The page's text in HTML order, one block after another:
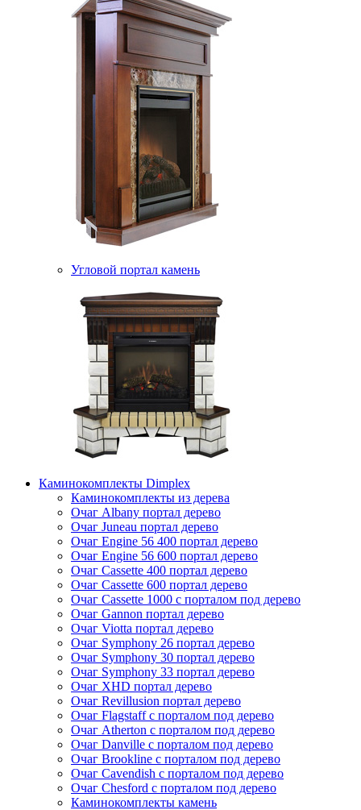
Угловой портал камень
Каминокомплекты Dimplex
Каминокомплекты из дерева
Очаг Albany портал дерево
Очаг Juneau портал дерево
Очаг Engine 56 400 портал дерево
Очаг Engine 56 600 портал дерево
Очаг Cassette 400 портал дерево
Очаг Cassette 600 портал дерево
Очаг Cassette 1000 с порталом под дерево
Очаг Gannon портал дерево
Очаг Viotta портал дерево
Очаг Symphony 26 портал дерево
Очаг Symphony 30 портал дерево
Очаг Symphony 33 портал дерево
Очаг XHD портал дерево
Очаг Revillusion портал дерево
Очаг Flagstaff с порталом под дерево
Очаг Atherton с порталом под дерево
Очаг Danville с порталом под дерево
Очаг Brookline с порталом под дерево
Очаг Cavendish с порталом под дерево
Очаг Chesford с порталом под дерево
Каминокомплекты камень